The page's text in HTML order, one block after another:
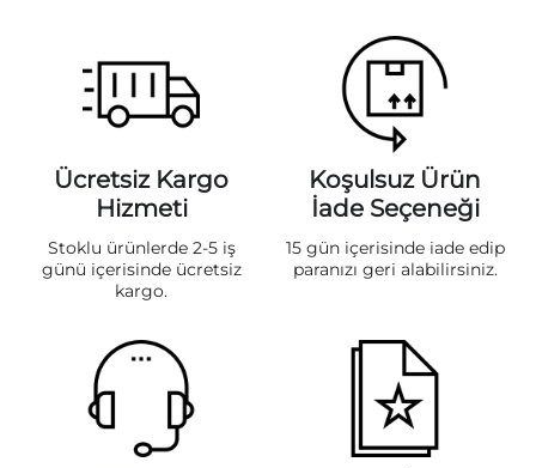
Ücretsiz Kargo
Hizmeti
Stoklu ürünlerde 2-5 iş
günü içerisinde ücretsiz
kargo.
Koşulsuz Ürün
İade Seçeneği
15 gün içerisinde iade edip
paranızı geri alabilirsiniz.